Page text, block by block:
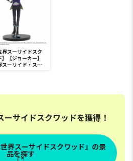
界スーサイドスク
】【ジョーカー】
スーサイド・スク
サイドスクワッドを獲得！
界スーサイドスクワッド』の景
品を探す